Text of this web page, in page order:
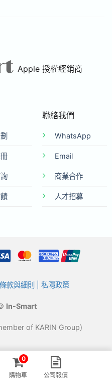
Apple 授權經銷商
聯絡我們
WhatsApp
Email
商業合作
人才招募
條款與細則 私隱政策
In-Smart
of KARIN Group)
0
購物車 公司報價